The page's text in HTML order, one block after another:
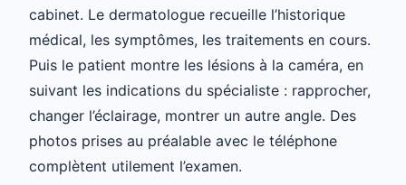
cabinet. Le dermatologue recueille l’historique
médical, les symptômes, les traitements en cours.
Puis le patient montre les lésions à la caméra, en
suivant les indications du spécialiste : rapprocher,
changer l’éclairage, montrer un autre angle. Des
photos prises au préalable avec le téléphone
complètent utilement l’examen.